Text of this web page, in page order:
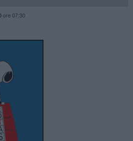
ore 07:30